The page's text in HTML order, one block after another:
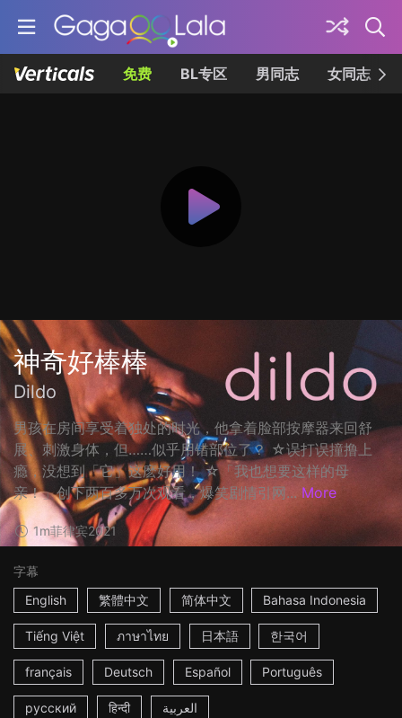
免费 BL专区 男同志 女同志
神奇好棒棒
Dildo
男孩在房间享受着独处的时光，他拿着脸部按摩器来回舒
展、刺激身体，但……似乎用错部位了？ ☆误打误撞撸上
瘾，没想到「它」这麽好用！ ☆「我也想要这样的母
亲！」创下两百多万次观看，爆笑剧情引网... More
1m菲律宾2021
字幕
English
繁體中文 简体中文 Bahasa Indonesia
Tiếng Việt ภาษาไทย 日本語 한국어
français Deutsch Español Português
русский हिन्दी العربية